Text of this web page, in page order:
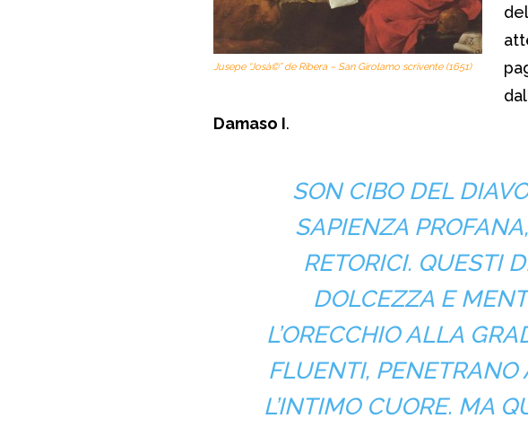
Jusepe “Josà©” de Ribera – San Girolamo scrivente (1651)
Damaso I.
SON CIBO DEL
SAPIENZA
RETORICI. QUESTI
DOLCEZZA E
L’ORECCHIO ALLA
FLUENTI, PENETRANO
L’INTIMO CUORE. MA